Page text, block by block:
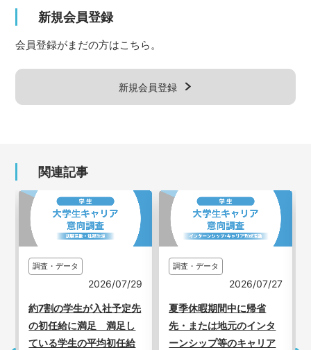
新規会員登録
会員登録がまだの方はこちら。
新規会員登録
関連記事
調査・データ
2026/07/29
約7割の学生が入社予定先
の初任給に満足 満足し
ている学生の平均初任給
調査・データ
2026/07/27
夏季休暇期間中に帰省
先・または地元のインタ
ーンシップ等のキャリア